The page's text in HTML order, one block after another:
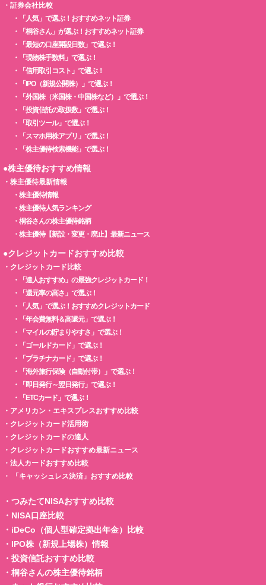
・ 証券会社比較
・
「人気」で選ぶ！おすすめネット証券
・
「桐谷さん」が選ぶ！おすすめネット証券
・
「最短の口座開設日数」で選ぶ！
・
「現物株手数料」で選ぶ！
・
「信用取引コスト」で選ぶ！
・
「IPO（新規公開株）」で選ぶ！
・
「外国株（米国株・中国株など）」で選ぶ！
・
「投資信託の取扱数」で選ぶ！
・
「取引ツール」で選ぶ！
・
「スマホ用株アプリ」で選ぶ！
・
「株主優待検索機能」で選ぶ！
●株主優待おすすめ情報
・ 株主優待最新情報
・ 株主優待情報
・ 株主優待人気ランキング
・ 桐谷さんの株主優待銘柄
・ 株主優待【新設・変更・廃止】最新ニュース
●クレジットカードおすすめ比較
・ クレジットカード比較
・
「達人おすすめ」の最強クレジットカード！
・
「還元率の高さ」で選ぶ！
・
「人気」で選ぶ！おすすめクレジットカード
・
「年会費無料＆高還元」で選ぶ！
・
「マイルの貯まりやすさ」で選ぶ！
・
「ゴールドカード」で選ぶ！
・
「プラチナカード」で選ぶ！
・
「海外旅行保険（自動付帯）」で選ぶ！
・
「即日発行～翌日発行」で選ぶ！
・
「ETCカード」で選ぶ！
・ アメリカン・エキスプレスおすすめ比較
・ クレジットカード活用術
・ クレジットカードの達人
・ クレジットカードおすすめ最新ニュース
・ 法人カードおすすめ比較
・
「キャッシュレス決済」おすすめ比較
・ つみたてNISAおすすめ比較
・ NISA口座比較
・ iDeCo（個人型確定拠出年金）比較
・ IPO株（新規上場株）情報
・ 投資信託おすすめ比較
・ 桐谷さんの株主優待銘柄